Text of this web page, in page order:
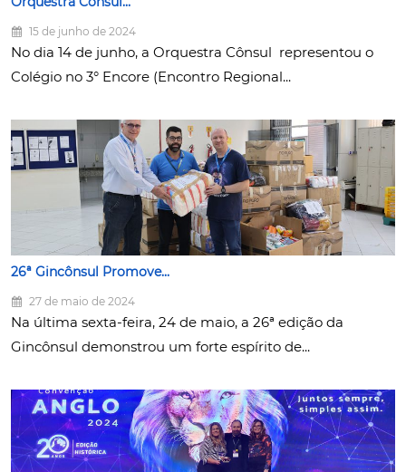
15 de junho de 2024
No dia 14 de junho, a Orquestra Cônsul representou o
Colégio no 3° Encore (Encontro Regional...
26ª Gincônsul Promove...
27 de maio de 2024
Na última sexta-feira, 24 de maio, a 26ª edição da
Gincônsul demonstrou um forte espírito de...